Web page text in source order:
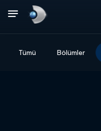
Tümü Bölümler